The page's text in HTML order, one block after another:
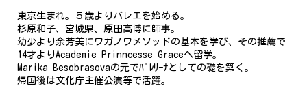
東京生まれ。５歳よりバレエを始める。
杉原和子、宮城県、原田高博に師事。
幼少より余芳美にワガノワメソッドの基本を学び、その推薦で
14才よりAcademie Prinncesse Graceへ留学。
Marika Besobrasovaの元でﾊﾞﾚﾘｰﾅとしての礎を築く。
帰国後は文化庁主催公演等で活躍。